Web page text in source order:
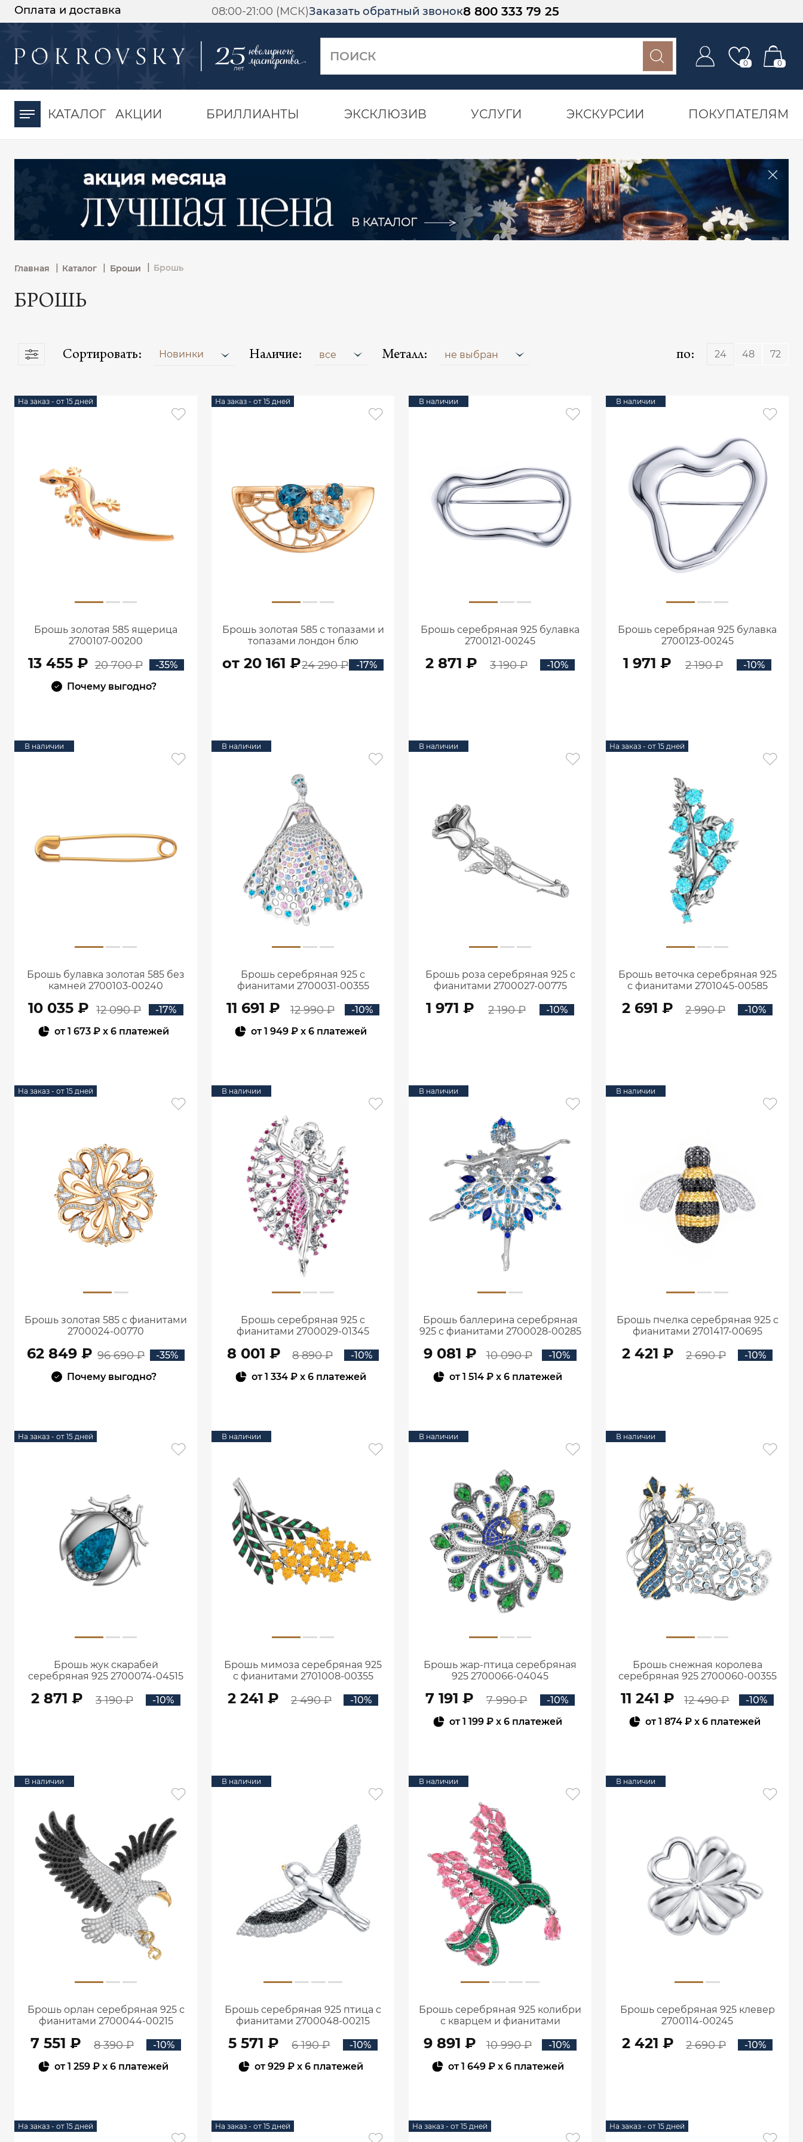
Оплата и доставка 08:00-21:00 (МСК)Заказать обратный звонок8 800 333 79 25
0 0
КАТАЛОГ АКЦИИ БРИЛЛИАНТЫ ЭКСКЛЮЗИВ УСЛУГИ ЭКСКУРСИИ ПОКУПАТЕЛЯМ
Главная | Каталог | Броши Брошь
БРОШЬ
Сортировать: Новинки Наличие: все Металл: не выбран по: 24 48 72
На заказ - от 15 дней
Брошь золотая 585 ящерица
2700107-00200
13 455 ₽ 20 700 ₽
-35%
Почему выгодно?
На заказ - от 15 дней
Брошь золотая 585 с топазами и
топазами лондон блю
от 20 161 ₽24 290 ₽ -17%
В наличии
Брошь серебряная 925 булавка
2700121-00245
2 871 ₽ 3 190 ₽ -10%
В наличии
Брошь серебряная 925 булавка
2700123-00245
1 971 ₽ 2 190 ₽ -10%
В наличии
Брошь булавка золотая 585 без
камней 2700103-00240
10 035 ₽ 12 090 ₽
-17%
от1 673 ₽x 6 платежей
В наличии
Брошь серебряная 925 с
фианитами 2700031-00355
11 691 ₽ 12 990 ₽
-10%
от1 949 ₽x 6 платежей
В наличии
Брошь роза серебряная 925 с
фианитами 2700027-00775
1 971 ₽ 2 190 ₽ -10%
На заказ - от 15 дней
Брошь веточка серебряная 925
с фианитами 2701045-00585
2 691 ₽ 2 990 ₽ -10%
На заказ - от 15 дней
Брошь золотая 585 с фианитами
2700024-00770
62 849 ₽ 96 690 ₽
-35%
Почему выгодно?
В наличии
Брошь серебряная 925 с
фианитами 2700029-01345
8 001 ₽ 8 890 ₽
-10%
от1 334 ₽x 6 платежей
В наличии
Брошь баллерина серебряная
925 с фианитами 2700028-00285
9 081 ₽ 10 090 ₽
-10%
от1 514 ₽ x 6 платежей
В наличии
Брошь пчелка серебряная 925 с
фианитами 2701417-00695
2 421 ₽ 2 690 ₽ -10%
На заказ - от 15 дней
Брошь жук скарабей
серебряная 925 2700074-04515
2 871 ₽ 3 190 ₽ -10%
В наличии
Брошь мимоза серебряная 925
с фианитами 2701008-00355
2 241 ₽ 2 490 ₽ -10%
В наличии
Брошь жар-птица серебряная
925 2700066-04045
7 191 ₽ 7 990 ₽
-10%
от1 199 ₽ x 6 платежей
В наличии
Брошь снежная королева
серебряная 925 2700060-00355
11 241 ₽ 12 490 ₽
-10%
от1 874 ₽ x 6 платежей
В наличии
Брошь орлан серебряная 925 с
фианитами 2700044-00215
7 551 ₽ 8 390 ₽
-10%
от1 259 ₽ x 6 платежей
В наличии
Брошь серебряная 925 птица с
фианитами 2700048-00215
5 571 ₽ 6 190 ₽
-10%
от929 ₽x 6 платежей
В наличии
Брошь серебряная 925 колибри
с кварцем и фианитами
9 891 ₽ 10 990 ₽
-10%
от1 649 ₽x 6 платежей
В наличии
Брошь серебряная 925 клевер
2700114-00245
2 421 ₽ 2 690 ₽ -10%
На заказ - от 15 дней На заказ - от 15 дней На заказ - от 15 дней На заказ - от 15 дней
-30%
момента оплаты